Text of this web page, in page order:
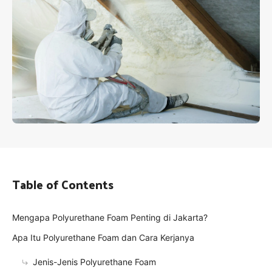
Table of Contents
Mengapa Polyurethane Foam Penting di Jakarta?
Apa Itu Polyurethane Foam dan Cara Kerjanya
Jenis-Jenis Polyurethane Foam